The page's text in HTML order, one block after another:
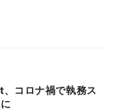
コロナ禍で執務ス